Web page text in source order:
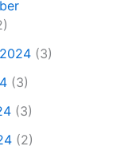
(3)
(3)
(3)
(2)